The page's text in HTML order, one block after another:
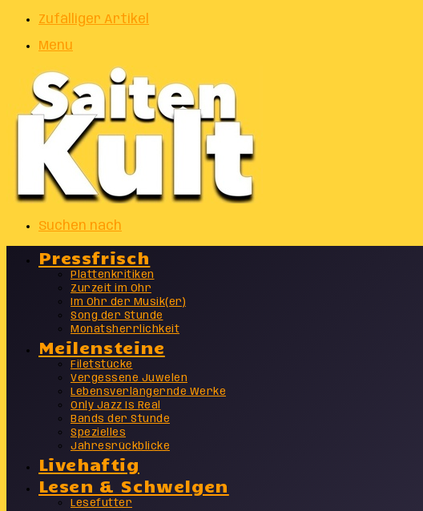
Zufälliger Artikel
Menu
Suchen nach
Pressfrisch
Plattenkritiken
Zurzeit im Ohr
Im Ohr der Musik(er)
Song der Stunde
Monatsherrlichkeit
Meilensteine
Filetstücke
Vergessene Juwelen
Lebensverlängernde Werke
Only Jazz Is Real
Bands der Stunde
Spezielles
Jahresrückblicke
Livehaftig
Lesen & Schwelgen
Lesefutter